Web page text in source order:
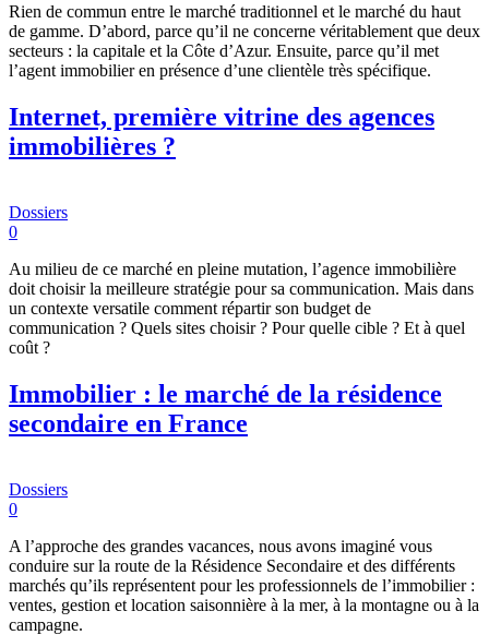
Rien de commun entre le marché traditionnel et le marché du haut
de gamme. D’abord, parce qu’il ne concerne véritablement que deux
secteurs : la capitale et la Côte d’Azur. Ensuite, parce qu’il met
l’agent immobilier en présence d’une clientèle très spécifique.
Internet, première vitrine des agences
immobilières ?
Dossiers
0
Au milieu de ce marché en pleine mutation, l’agence immobilière
doit choisir la meilleure stratégie pour sa communication. Mais dans
un contexte versatile comment répartir son budget de
communication ? Quels sites choisir ? Pour quelle cible ? Et à quel
coût ?
Immobilier : le marché de la résidence
secondaire en France
Dossiers
0
A l’approche des grandes vacances, nous avons imaginé vous
conduire sur la route de la Résidence Secondaire et des différents
marchés qu’ils représentent pour les professionnels de l’immobilier :
ventes, gestion et location saisonnière à la mer, à la montagne ou à la
campagne.